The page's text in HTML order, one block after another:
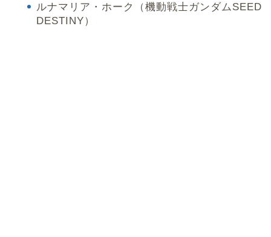
ルナマリア・ホーク（機動戦士ガンダムSEED
DESTINY）